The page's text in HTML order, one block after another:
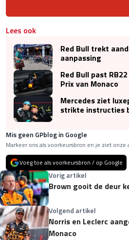
Lees ook
Red Bull trekt
aanpassing
Red Bull past
Prix van Monaco
Mercedes ziet
strikte instructies
Mis geen GPblog in Google
Markeer ons als voorkeursbron en je ziet
Voeg toe als voorkeursbron / op Google
Vorig artikel
Brown gooit de deur
Volgend artikel
Norris en Leclerc
Monaco